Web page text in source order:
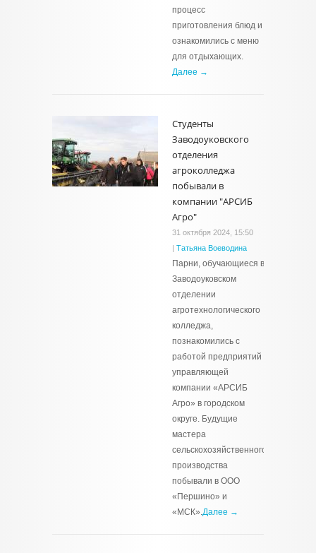
процесс
приготовления блюд и
ознакомились с меню
для отдыхающих.
Далее →
Студенты
Заводоуковского
отделения
агроколледжа
побывали в
компании "АРСИБ
Агро"
31 октября 2024, 15:50
| Татьяна Воеводина
Парни, обучающиеся в
Заводоуковском
отделении
агротехнологического
колледжа,
познакомились с
работой предприятий
управляющей
компании «АРСИБ
Агро» в городском
округе. Будущие
мастера
сельскохозяйственного
производства
побывали в ООО
«Першино» и
«МСК».Далее →